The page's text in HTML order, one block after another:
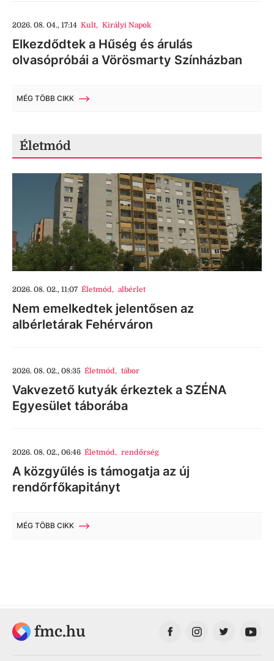
2026. 08. 04., 17:14 Kult, Királyi Napok
Elkezdődtek a Hűség és árulás
olvasópróbái a Vörösmarty Színházban
MÉG TÖBB CIKK
Életmód
2026. 08. 02., 11:07 Életmód, albérlet
Nem emelkedtek jelentősen az
albérletárak Fehérváron
2026. 08. 02., 08:35 Életmód, tábor
Vakvezető kutyák érkeztek a SZÉNA
Egyesület táborába
2026. 08. 02., 06:46 Életmód, rendőrség
A közgyűlés is támogatja az új
rendőrfőkapitányt
MÉG TÖBB CIKK
fmc.hu